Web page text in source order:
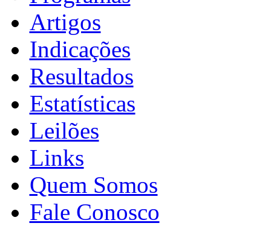
Artigos
Indicações
Resultados
Estatísticas
Leilões
Links
Quem Somos
Fale Conosco